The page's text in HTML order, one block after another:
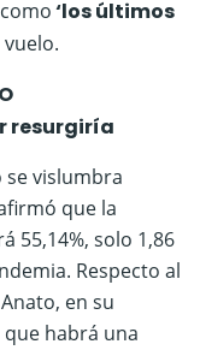
‘los últimos
resurgiría
se vislumbra
que la
55,14%, solo 1,86
Respecto al
en su
habrá una